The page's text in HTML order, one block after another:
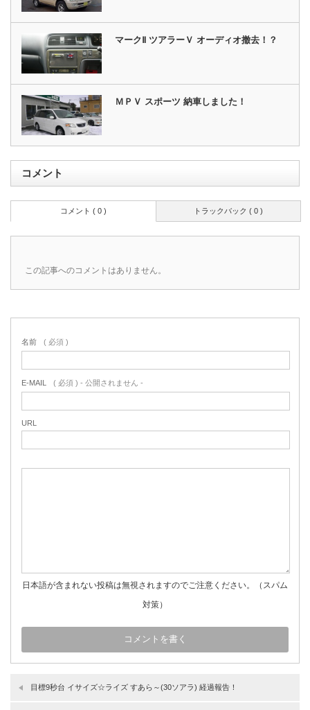
マークⅡ ツアラーＶ オーディオ撤去！？
ＭＰＶ スポーツ 納車しました！
コメント
トラックバック ( 0 )
コメント ( 0 )
この記事へのコメントはありません。
名前 ( 必須 )
E-MAIL ( 必須 ) - 公開されません -
URL
日本語が含まれない投稿は無視されますのでご注意ください。（スパム
対策）
目標9秒台 イサイズ☆ライズ すあら～(30ソアラ) 経過報告！